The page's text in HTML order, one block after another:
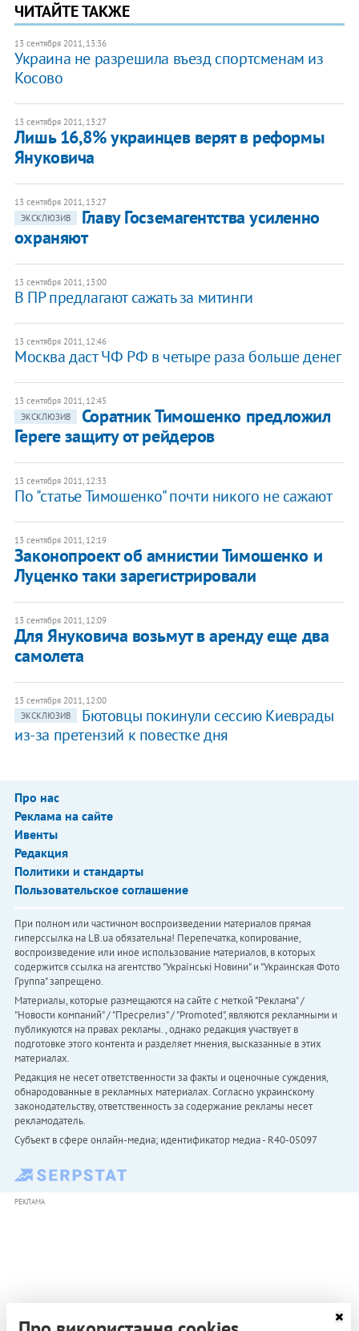
ЧИТАЙТЕ ТАКЖЕ
13 сентября 2011, 13:36
Украина не разрешила въезд спортсменам из
Косово
13 сентября 2011, 13:27
Лишь 16,8% украинцев верят в реформы
Януковича
13 сентября 2011, 13:27
ЭКСКЛЮЗИВ
Главу Госземагентства усиленно
охраняют
13 сентября 2011, 13:00
В ПР предлагают сажать за митинги
13 сентября 2011, 12:46
Москва даст ЧФ РФ в четыре раза больше денег
13 сентября 2011, 12:45
ЭКСКЛЮЗИВ
Соратник Тимошенко предложил
Гереге защиту от рейдеров
13 сентября 2011, 12:33
По "статье Тимошенко" почти никого не сажают
13 сентября 2011, 12:19
Законопроект об амнистии Тимошенко и
Луценко таки зарегистрировали
13 сентября 2011, 12:09
Для Януковича возьмут в аренду еще два
самолета
13 сентября 2011, 12:00
ЭКСКЛЮЗИВ
Бютовцы покинули сессию Киеврады
из-за претензий к повестке дня
Про нас
Реклама на сайте
Ивенты
Редакция
Политики и стандарты
Пользовательское соглашение
При полном или частичном воспроизведении материалов прямая
гиперссылка на LB.ua обязательна! Перепечатка, копирование,
воспроизведение или иное использование материалов, в которых
содержится ссылка на агентство "Українськi Новини" и "Украинская Фото
Группа" запрещено.
Материалы, которые размещаются на сайте с меткой "Реклама" /
"Новости компаний" / "Пресрелиз" / "Promoted", являются рекламными и
публикуются на правах рекламы. , однако редакция участвует в
подготовке этого контента и разделяет мнения, высказанные в этих
материалах.
Редакция не несет ответственности за факты и оценочные суждения,
обнародованные в рекламных материалах. Согласно украинскому
законодательству, ответственность за содержание рекламы несет
рекламодатель.
Субъект в сфере онлайн-медиа; идентификатор медиа - R40-05097
РЕКЛАМА